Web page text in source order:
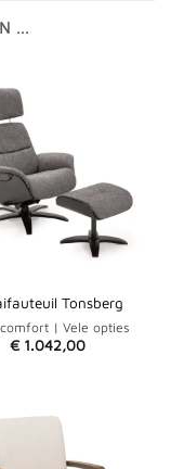
…
Tonsberg
| Vele opties
€1.042,00